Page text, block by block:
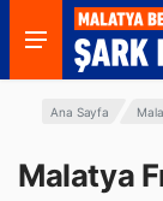
Ana Sayfa
Malatya